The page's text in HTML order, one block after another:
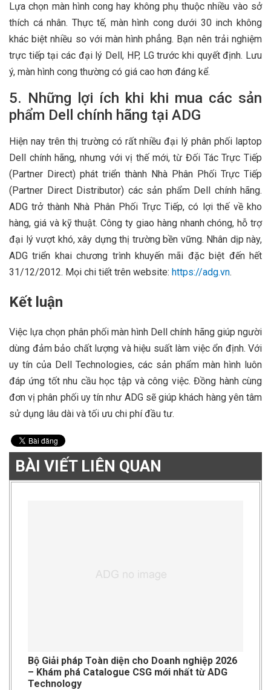
Lựa chọn màn hình cong hay không phụ thuộc nhiều vào sở
thích cá nhân. Thực tế, màn hình cong dưới 30 inch không
khác biệt nhiều so với màn hình phẳng. Bạn nên trải nghiệm
trực tiếp tại các đại lý Dell, HP, LG trước khi quyết định. Lưu
ý, màn hình cong thường có giá cao hơn đáng kể.
5. Những lợi ích khi khi mua các sản
phẩm Dell chính hãng tại ADG
Hiện nay trên thị trường có rất nhiều đại lý phân phối laptop
Dell chính hãng, nhưng với vị thế mới, từ Đối Tác Trực Tiếp
(Partner Direct) phát triển thành Nhà Phân Phối Trực Tiếp
(Partner Direct Distributor) các sản phẩm Dell chính hãng.
ADG trở thành Nhà Phân Phối Trực Tiếp, có lợi thế về kho
hàng, giá và kỹ thuật. Công ty giao hàng nhanh chóng, hỗ trợ
đại lý vượt khó, xây dựng thị trường bền vững. Nhân dịp này,
ADG triển khai chương trình khuyến mãi đặc biệt đến hết
31/12/2012. Mọi chi tiết trên website: https://adg.vn.
Kết luận
Việc lựa chọn phân phối màn hình Dell chính hãng giúp người
dùng đảm bảo chất lượng và hiệu suất làm việc ổn định. Với
uy tín của Dell Technologies, các sản phẩm màn hình luôn
đáp ứng tốt nhu cầu học tập và công việc. Đồng hành cùng
đơn vị phân phối uy tín như ADG sẽ giúp khách hàng yên tâm
sử dụng lâu dài và tối ưu chi phí đầu tư.
BÀI VIẾT LIÊN QUAN
Bộ Giải pháp Toàn diện cho Doanh nghiệp 2026
– Khám phá Catalogue CSG mới nhất từ ADG
Technology